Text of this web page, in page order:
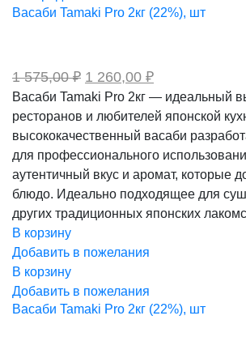
Васаби Tamaki Pro 2кг (22%), шт
1 575,00₽ Первоначальная
цена
составляла
1
575,00 ₽.
1 260,00 ₽Текущая
260,00 ₽.
Васаби Tamaki Pro 2кг — идеальный
ресторанов и любителей японской
высококачественный васаби
для профессионального
аутентичный вкус и аромат, которые
блюдо. Идеально подходящее для
других традиционных японских
В корзину
Добавить в пожелания
В корзину
Добавить в пожелания
Васаби Tamaki Pro 2кг (22%), шт